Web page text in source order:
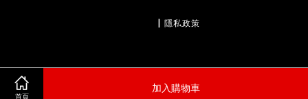
首頁
加入購物車
隱私政策
                  |
退款政策